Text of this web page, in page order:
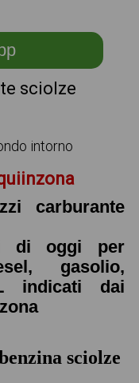
sciolze
intorno
carburante
di oggi per
gasolio,
indicati dai
sciolze